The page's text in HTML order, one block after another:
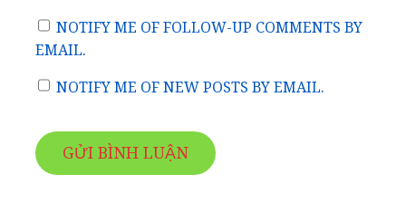
NOTIFY ME OF FOLLOW-UP COMMENTS BY
EMAIL.
NOTIFY ME OF NEW POSTS BY EMAIL.